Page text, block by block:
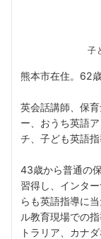
子
熊本市在住。62歳
英会話講師、保
ー、おうち英語
チ、子ども英語指
43歳から普通の
習得し、インタ
らも英語指導に
ル教育現場での
トラリア、カナ